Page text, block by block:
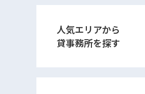
人気エリアから
貸事務所を探す